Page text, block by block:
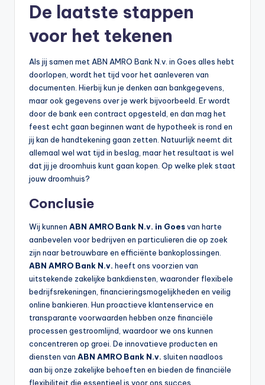
De laatste stappen
voor het tekenen
Als jij samen met ABN AMRO Bank N.v. in Goes alles hebt
doorlopen, wordt het tijd voor het aanleveren van
documenten. Hierbij kun je denken aan bankgegevens,
maar ook gegevens over je werk bijvoorbeeld. Er wordt
door de bank een contract opgesteld, en dan mag het
feest echt gaan beginnen want de hypotheek is rond en
jij kan de handtekening gaan zetten. Natuurlijk neemt dit
allemaal wel wat tijd in beslag, maar het resultaat is wel
dat jij je droomhuis kunt gaan kopen. Op welke plek staat
jouw droomhuis?
Conclusie
Wij kunnen ABN AMRO Bank N.v. in Goesvan harte
aanbevelen voor bedrijven en particulieren die op zoek
zijn naar betrouwbare en efficiënte bankoplossingen.
ABN AMRO Bank N.v. heeft ons voorzien van
uitstekende zakelijke bankdiensten, waaronder flexibele
bedrijfsrekeningen, financieringsmogelijkheden en veilig
online bankieren. Hun proactieve klantenservice en
transparante voorwaarden hebben onze financiële
processen gestroomlijnd, waardoor we ons kunnen
concentreren op groei. De innovatieve producten en
diensten van ABN AMRO Bank N.v. sluiten naadloos
aan bij onze zakelijke behoeften en bieden de financiële
flexibiliteit die essentieel is voor ons succes.